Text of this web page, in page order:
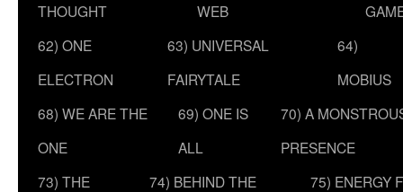
THOUGHT
WEB
62) ONE
ELECTRON
63) UNIVERSAL
FAIRYTALE
64)
MOBIUS
68) WE ARE THE
ONE
69) ONE IS
ALL
70) A
PRESENCE
73) THE
74) BEHIND THE
75) ENERGY